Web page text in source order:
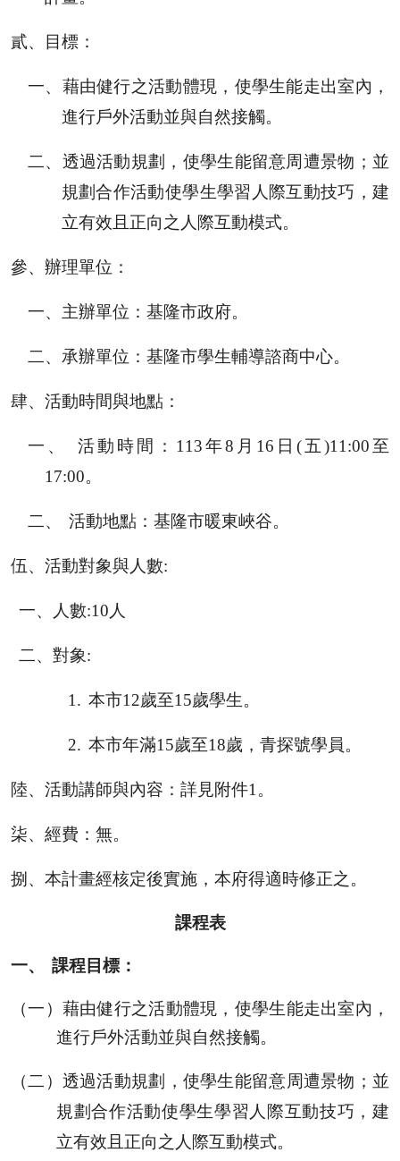
貳、 目標：
一、 藉由健行之活動體現，使學生能走出室內，
進行戶外活動並與自然接觸。
二、 透過活動規劃，使學生能留意周遭景物；並
規劃合作活動使學生學習人際互動技巧，建
立有效且正向之人際互動模式。
參、 辦理單位：
一、 主辦單位：基隆市政府。
二、 承辦單位：基隆市學生輔導諮商中心。
肆、 活動時間與地點：
一、 活動時間： 113年8 月 16 日(五)11:00至
17:00。
二、 活動地點： 基隆市暖東峽谷。
伍、 活動對象與人數:
一、人數:10 人
二、對象:
1. 本市12歲至15歲學生。
2. 本市年滿15歲至18歲，青探號學員。
陸、 活動講師與內容：詳見附件1 。
柒、 經費：無。
捌、 本計畫經核定後實施，本府得適時修正之。
課程表
一、 課程目標：
（一） 藉由健行之活動體現，使學生能走出室內，
進行戶外活動並與自然接觸。
（二） 透過活動規劃，使學生能留意周遭景物；並
規劃合作活動使學生學習人際互動技巧，建
立有效且正向之人際互動模式。